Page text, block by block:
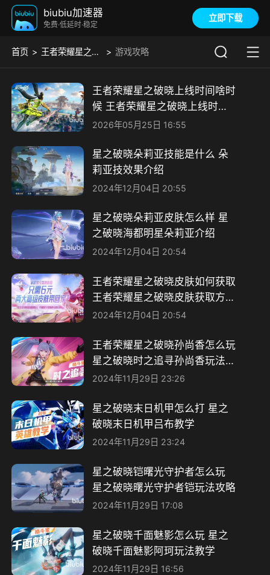
biubiu加速器
免费·低延时·稳定
立即下载
首页 王者荣耀星之破晓 游戏攻略
王者荣耀星之破晓上线时间啥时
候 王者荣耀星之破晓上线时间
预测
2026年05月25日 16:55
星之破晓朵莉亚技能是什么 朵
莉亚技效果介绍​
2024年12月04日 20:55
星之破晓朵莉亚皮肤怎么样 星
之破晓海都明星朵莉亚介绍
2024年12月04日 20:54
王者荣耀星之破晓皮肤如何获取
王者荣耀星之破晓皮肤获取方法
分享
2024年12月04日 20:54
王者荣耀星之破晓孙尚香怎么玩
星之破晓时之追寻孙尚香玩法攻
略
2024年11月29日 23:26
星之破晓末日机甲怎么打 星之
破晓末日机甲吕布教学
2024年11月29日 23:24
星之破晓铠曙光守护者怎么玩
星之破晓曙光守护者铠玩法攻略
2024年11月29日 17:08
星之破晓千面魅影怎么玩 星之
破晓千面魅影阿珂玩法教学
2024年11月29日 16:56